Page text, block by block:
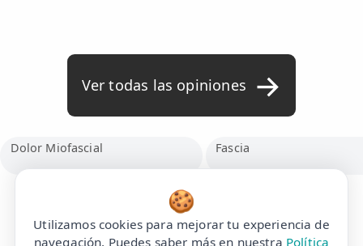
Ver todas las opiniones
Dolor Miofascial Fascia
Nuestras clínicas siempre
🍪
Utilizamos cookies para mejorar tu experiencia de
navegación. Puedes saber más en nuestra Política